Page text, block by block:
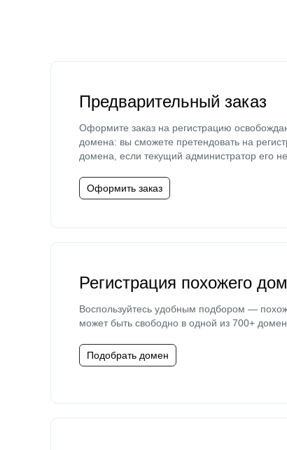
Предварительный заказ
Оформите заказ на регистрацию
домена: вы сможете претендовать на
домена, если текущий администратор его
Оформить заказ
Регистрация похожего
Воспользуйтесь удобным подбором —
может быть свободно в одной из 700+
Подобрать домен